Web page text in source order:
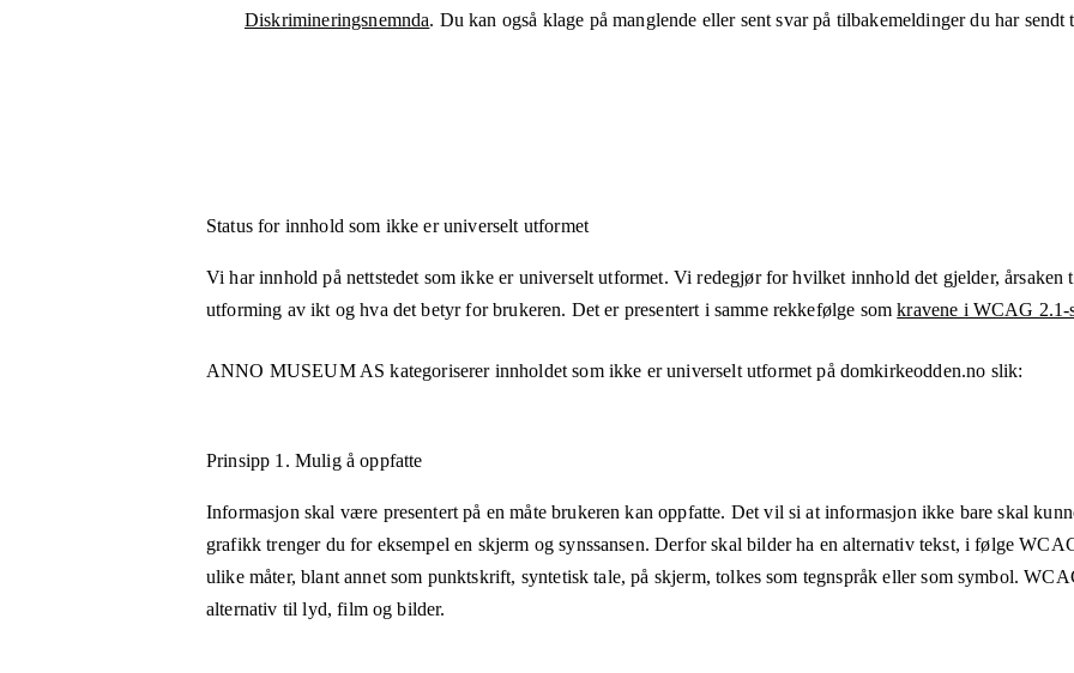
Diskrimineringsnemnda. Du kan også klage på manglende eller sent svar på tilbakemeldinger du har sendt
Status for innhold som ikke er universelt utformet
Vi har innhold på nettstedet som ikke er universelt utformet. Vi redegjør for hvilket innhold det gjelder,
utforming av ikt og hva det betyr for brukeren. Det er presentert i samme rekkefølge somkravene i WCAG 2.1-
ANNO MUSEUM AS kategoriserer innholdet som ikke er universelt utformet på domkirkeodden.no slik:
Prinsipp 1. Mulig å oppfatte
Informasjon skal være presentert på en måte brukeren kan oppfatte. Det vil si at informasjon ikke bare skal
grafikk trenger du for eksempel en skjerm og synssansen. Derfor skal bilder ha en alternativ tekst, i følge
ulike måter, blant annet som punktskrift, syntetisk tale, på skjerm, tolkes som tegnspråk eller som symbol.
alternativ til lyd, film og bilder.